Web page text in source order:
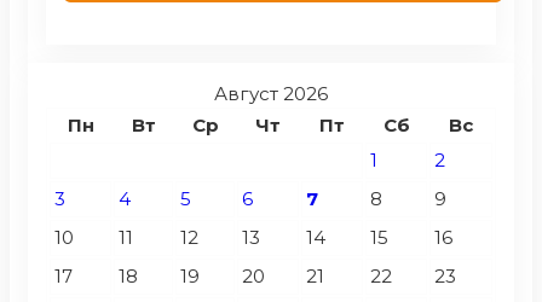
Август 2026
Пн
Вт Ср Чт Пт Сб Вс
1
2
3
4 5 6 7 8
9
10
11 12 13 14 15
16
17
18 19 20 21 22
23